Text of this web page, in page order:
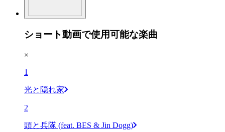
ショート動画で使用可能な楽曲
×
1
光と隠れ家
2
頭と兵隊 (feat. BES & Jin Dogg)